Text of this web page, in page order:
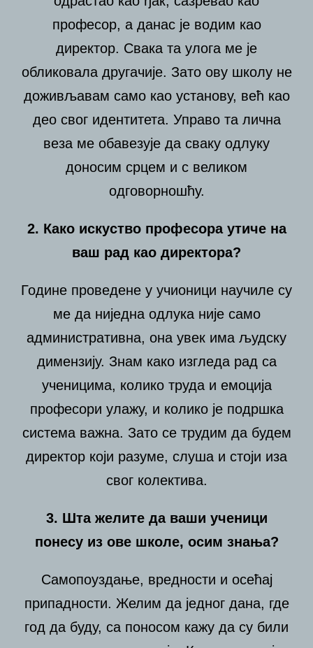
професор, а данас је водим као
директор. Свака та улога ме је
обликовала другачије. Зато ову школу не
доживљавам само као установу, већ као
део свог идентитета. Управо та лична
веза ме обавезује да сваку одлуку
доносим срцем и с великом
одговорношћу.
2. Како искуство професора утиче на
ваш рад као директора?
Године проведене у учионици научиле су
ме да ниједна одлука није само
административна, она увек има људску
димензију. Знам како изгледа рад са
ученицима, колико труда и емоција
професори улажу, и колико је подршка
система важна. Зато се трудим да будем
директор који разуме, слуша и стоји иза
свог колектива.
3. Шта желите да ваши ученици
понесу из ове школе, осим знања?
Самопоуздање, вредности и осећај
припадности. Желим да једног дана, где
год да буду, са поносом кажу да су били